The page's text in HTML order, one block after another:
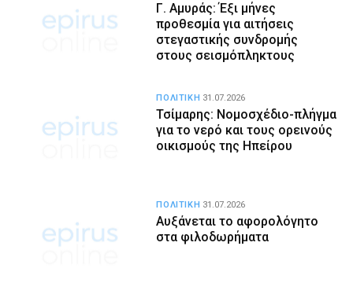
Γ. Αμυράς: Έξι μήνες
προθεσμία για αιτήσεις
στεγαστικής συνδρομής
στους σεισμόπληκτους
Τσίμαρης: Νομοσχέδιο-πλήγμα
για το νερό και τους ορεινούς
οικισμούς της Ηπείρου
ΠΟΛΙΤΙΚΗ 31.07.2026
Αυξάνεται το αφορολόγητο
στα φιλοδωρήματα
ΠΟΛΙΤΙΚΗ 31.07.2026